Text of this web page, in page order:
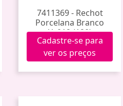
7411369 - Rechot
Porcelana Branco
Yy012 (120)
Cadastre-se para
ver os preços